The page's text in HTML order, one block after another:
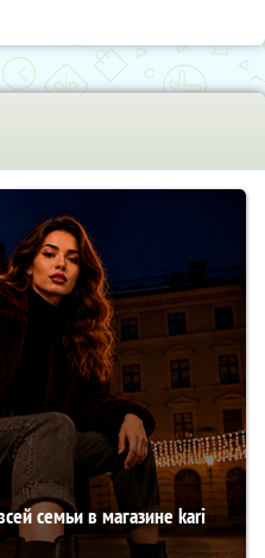
семьи в магазине kari